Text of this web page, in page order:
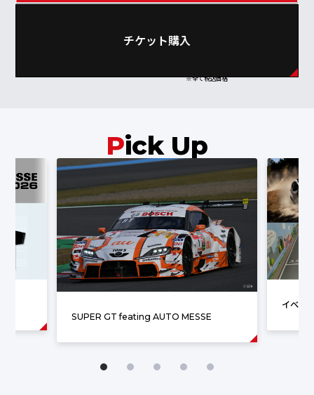
2,000※全て税込価格
チケット購入
Pick Up
SUPER GT feating AUTO MESSE
イベン